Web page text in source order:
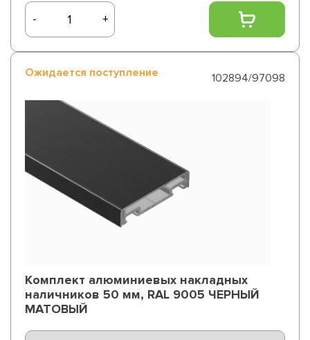
- +
Ожидается поступление 102894/97098
Комплект алюминиевых накладных
наличников 50 мм, RAL 9005 ЧЕРНЫЙ
МАТОВЫЙ